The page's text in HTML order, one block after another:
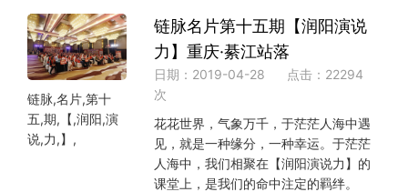
链脉,名片,第十
五,期,【,润阳,演
说,力,】,
链脉名片第十五期【润阳演说
力】重庆·綦江站落
日期：2019-04-28
点击：22294
次
花花世界，气象万千，于茫茫人海中遇
见，就是一种缘分，一种幸运。于茫茫
人海中，我们相聚在【润阳演说力】的
课堂上，是我们的命中注定的羁绊。